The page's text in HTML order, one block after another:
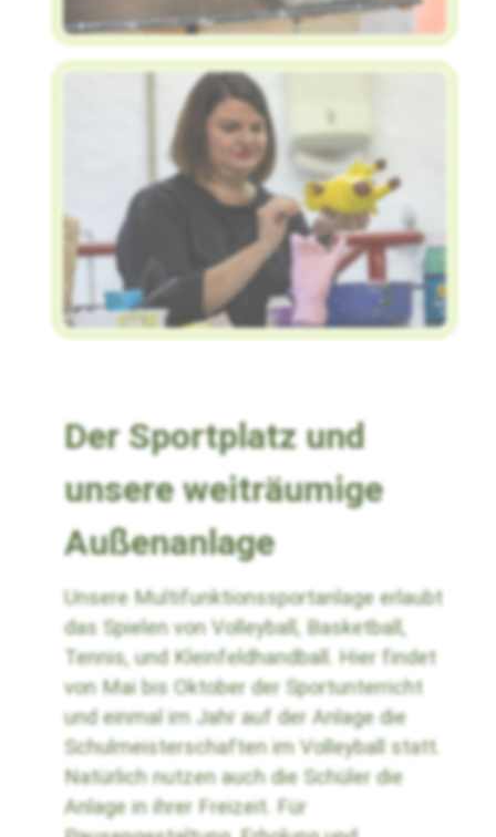
Der Sportplatz und
unsere weiträumige
Außenanlage
Unsere Multifunktionssportanlage erlaubt
das Spielen von Volleyball, Basketball,
Tennis, und Kleinfeldhandball. Hier findet
von Mai bis Oktober der Sportunterricht
und einmal im Jahr auf der Anlage die
Schulmeisterschaften im Volleyball statt.
Natürlich nutzen auch die Schüler die
Anlage in ihrer Freizeit. Für